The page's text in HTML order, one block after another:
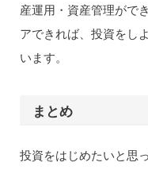
産運用・資産管理がで
アできれば、投資をし
います。
まとめ
投資をはじめたいと思